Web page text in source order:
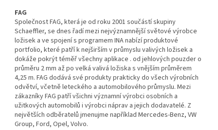
FAG
Společnost FAG, která je od roku 2001 součástí skupiny
Schaeffler, se dnes řadí mezi nejvýznamnější světové výrobce
ložisek a ve spojení s programem INA nabízí produktové
portfolio, které patří k nejširším v průmyslu valivých ložisek a
dokáže pokrýt téměř všechny aplikace . od jehlových pouzder o
průměru 2 mm až po velká valivá ložiska s vnějším průměrem
4,25 m. FAG dodává své produkty prakticky do všech výrobních
odvětví, včetně leteckého a automobilového průmyslu. Mezi
zákazníky FAG patří všichni významní výrobci osobních a
užitkových automobilů i výrobci náprav a jejich dodavatelé. Z
největších odběratelů jmenujme například Mercedes-Benz, VW
Group, Ford, Opel, Volvo.